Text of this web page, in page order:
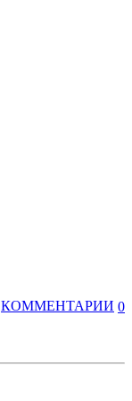
КОММЕНТАРИИ 0